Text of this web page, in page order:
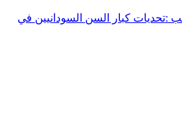
:تحديات كبار السن السودانيين في